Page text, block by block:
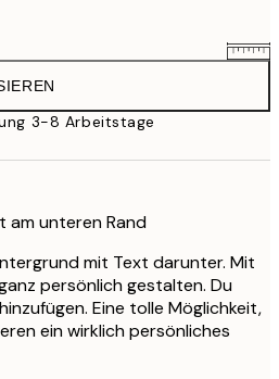
CHF 47.95
CHF 65.95
3-8 Arbeitstage
am unteren Rand
mit Text darunter. Mit
persönlich gestalten. Du
Eine tolle Möglichkeit,
ein wirklich persönliches